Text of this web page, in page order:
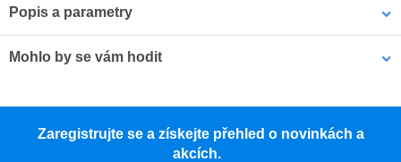
Popis a parametry
kufru SH38X. Společně tvoří perfektní sadu pro dlouhé trasy, kdy
XL a jedna velikosti M) a maximální nosnost 10 kg.
Mohlo by se vám hodit
Zaregistrujte se a získejte přehled o novinkách a
akcích.